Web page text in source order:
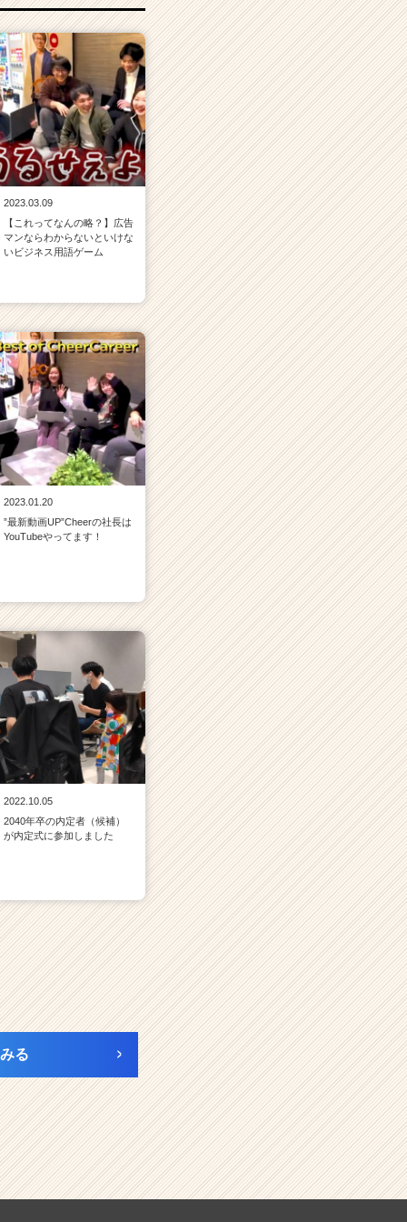
2023.03.09
【これってなんの略？】広告
マンならわからないといけな
いビジネス用語ゲーム
2023.01.20
”最新動画UP”Cheerの社長は
YouTubeやってます！
2022.10.05
2040年卒の内定者（候補）
が内定式に参加しました
る